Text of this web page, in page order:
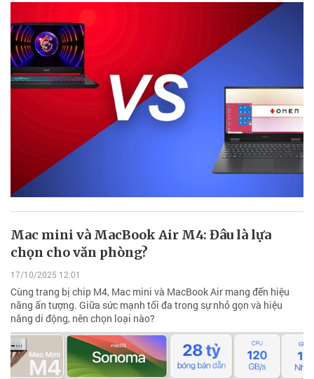
Mac mini và MacBook Air M4: Đâu là lựa
chọn cho văn phòng?
17/10/2025 12:01
Cùng trang bị chip M4, Mac mini và MacBook Air mang đến hiệu
năng ấn tượng. Giữa sức mạnh tối đa trong sự nhỏ gọn và hiệu
năng di động, nên chọn loại nào?